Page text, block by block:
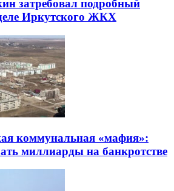
затребовал подробный
Иркутского ЖКХ
коммунальная «мафия»:
миллиарды на банкротстве